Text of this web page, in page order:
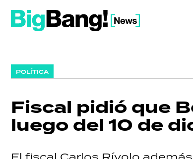
POLÍTICA
Fiscal pidió que
luego del 10 de